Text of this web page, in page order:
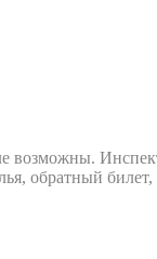
возможны.
обратный